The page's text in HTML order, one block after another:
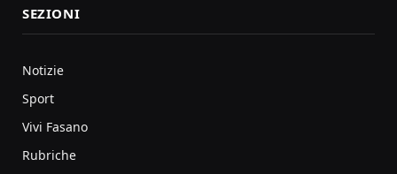
SEZIONI
Notizie
Sport
Vivi Fasano
Rubriche